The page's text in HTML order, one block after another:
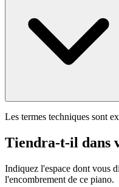
Les termes techniques sont
Tiendra-t-il dans
Indiquez l'espace dont vous
l'encombrement de ce piano.